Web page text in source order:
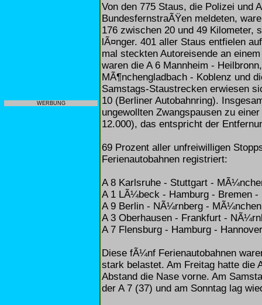
WERBUNG
Von den 775 Staus, die Polizei und
BundesfernstraÃŸen meldeten,
176 zwischen 20 und 49 Kilometer,
lÃ¤nger. 401 aller Staus entfielen
mal steckten Autoreisende an
waren die A 6 Mannheim -
MÃ¶nchengladbach - Koblenz und
Samstags-Staustrecken erwiesen
10 (Berliner Autobahnring).
ungewollten Zwangspausen zu
12.000), das entspricht der
69 Prozent aller unfreiwilligen
Ferienautobahnen registriert:
A 8 Karlsruhe - Stuttgart -
A 1 LÃ¼beck - Hamburg - Bremen -
A 9 Berlin - NÃ¼rnberg -
A 3 Oberhausen - Frankfurt -
A 7 Flensburg - Hamburg -
Diese fÃ¼nf Ferienautobahnen
stark belastet. Am Freitag hatte die
Abstand die Nase vorne. Am
der A 7 (37) und am Sonntag lag